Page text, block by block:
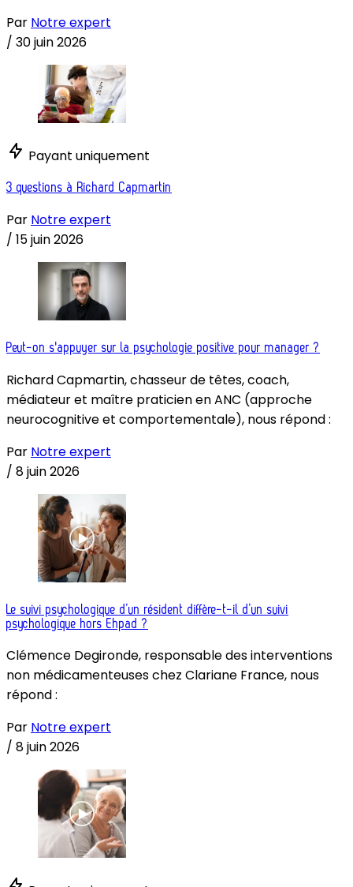
Par Notre expert
/ 30 juin 2026
Payant uniquement
3 questions à Richard Capmartin
Par Notre expert
/ 15 juin 2026
Peut-on s'appuyer sur la psychologie positive pour manager ?
Richard Capmartin, chasseur de têtes, coach,
médiateur et maître praticien en ANC (approche
neurocognitive et comportementale), nous répond :
Par Notre expert
/ 8 juin 2026
Le suivi psychologique d’un résident diffère-t-il d’un suivi
psychologique hors Ehpad ?
Clémence Degironde, responsable des interventions
non médicamenteuses chez Clariane France, nous
répond :
Par Notre expert
/ 8 juin 2026